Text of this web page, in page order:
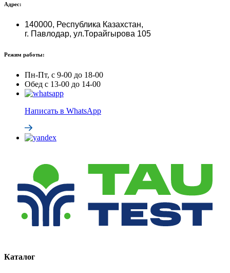
Адрес:
140000, Республика Казахстан,
г. Павлодар, ул.Торайгырова 105
Режим работы:
Пн-Пт, с 9-00 до 18-00
Обед с 13-00 до 14-00
Написать в WhatsApp
Каталог